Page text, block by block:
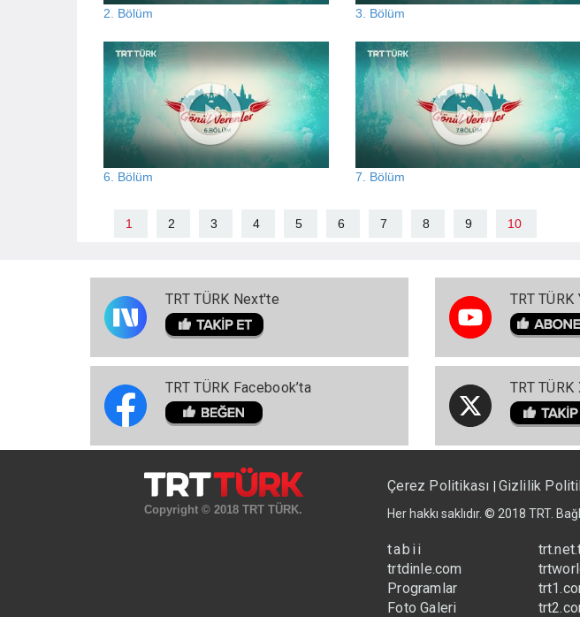
2. Bölüm 3. Bölüm
6. Bölüm 7. Bölüm
1 2 3 4 5 6 7 8 9 10
TRT TÜRK Next'te
TRT TÜRK Facebook’ta
TRT TÜRK
TRT TÜRK
Copyright © 2018 TRT TÜRK.
Çerez Politikası Gizlilik
Her hakkı saklıdır. © 2018 TRT.
tabii
trtdinle.com
Programlar
Foto Galeri